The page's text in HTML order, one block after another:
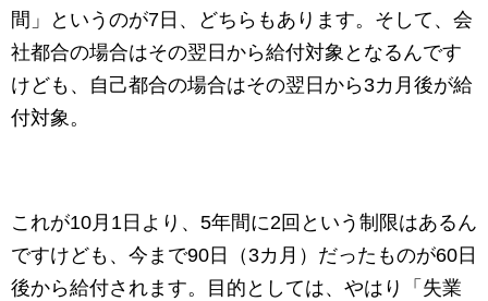
間」というのが7日、どちらもあります。そして、会
社都合の場合はその翌日から給付対象となるんです
けども、自己都合の場合はその翌日から3カ月後が給
付対象。
これが10月1日より、5年間に2回という制限はあるん
ですけども、今まで90日（3カ月）だったものが60日
後から給付されます。目的としては、やはり「失業